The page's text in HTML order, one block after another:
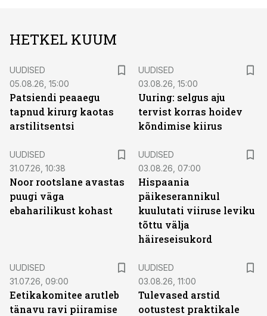
HETKEL KUUM
UUDISED
05.08.26, 15:00
Patsiendi peaaegu
tapnud kirurg kaotas
arstilitsentsi
UUDISED
03.08.26, 15:00
Uuring: selgus aju
tervist korras hoidev
kõndimise kiirus
UUDISED
31.07.26, 10:38
Noor rootslane avastas
puugi väga
ebaharilikust kohast
UUDISED
03.08.26, 07:00
Hispaania
päikeserannikul
kuulutati viiruse leviku
tõttu välja
häireseisukord
UUDISED
31.07.26, 09:00
Eetikakomitee arutleb
tänavu ravi piiramise
UUDISED
03.08.26, 11:00
Tulevased arstid
ootustest praktikale